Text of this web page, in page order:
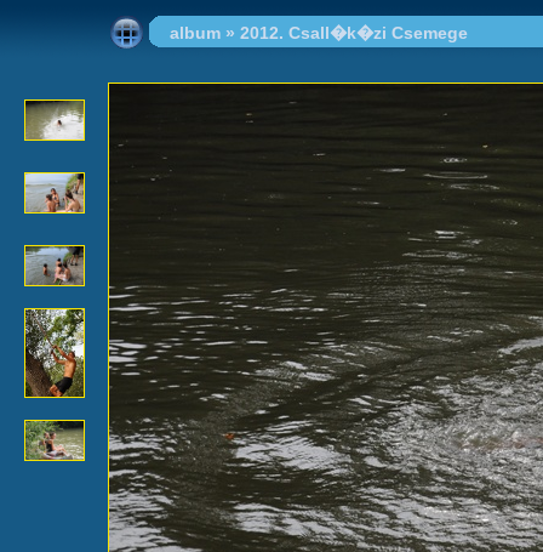
album » 2012. Csall�k�zi Csemege